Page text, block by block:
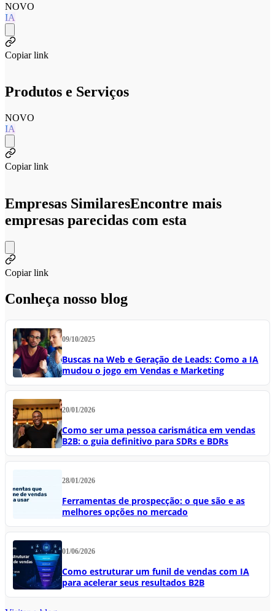
NOVO
IA
Copiar link
Produtos e Serviços
NOVO
IA
Copiar link
Empresas SimilaresEncontre mais
empresas parecidas com esta
Copiar link
Conheça nosso blog
09/10/2025
Buscas na Web e Geração de Leads: Como a IA
mudou o jogo em Vendas e Marketing
20/01/2026
Como ser uma pessoa carismática em vendas
B2B: o guia definitivo para SDRs e BDRs
28/01/2026
Ferramentas de prospecção: o que são e as
melhores opções no mercado
01/06/2026
Como estruturar um funil de vendas com IA
para acelerar seus resultados B2B